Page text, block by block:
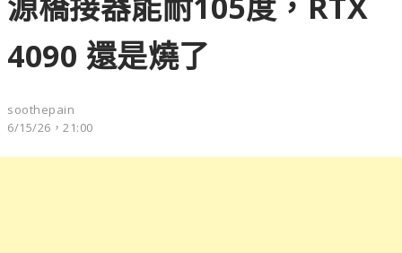
4090 還是燒了
soothepain
6/15/26，21:00